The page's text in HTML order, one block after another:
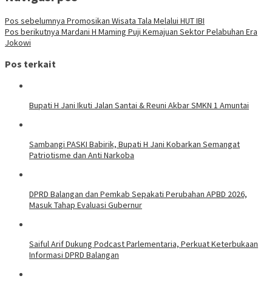
Pos sebelumnya Promosikan Wisata Tala Melalui HUT IBI
Pos berikutnya Mardani H Maming Puji Kemajuan Sektor Pelabuhan Era
Jokowi
Pos terkait
Bupati H Jani Ikuti Jalan Santai & Reuni Akbar SMKN 1 Amuntai
Sambangi PASKI Babirik, Bupati H Jani Kobarkan Semangat
Patriotisme dan Anti Narkoba
DPRD Balangan dan Pemkab Sepakati Perubahan APBD 2026,
Masuk Tahap Evaluasi Gubernur
Saiful Arif Dukung Podcast Parlementaria, Perkuat Keterbukaan
Informasi DPRD Balangan